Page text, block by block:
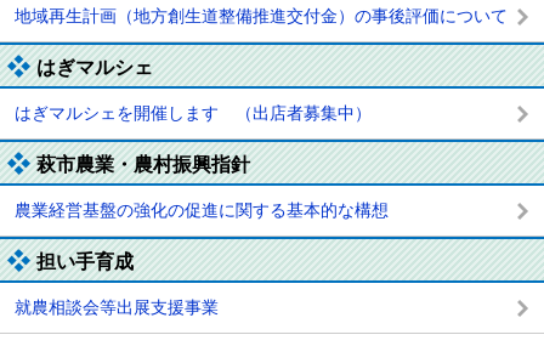
地域再生計画（地方創生道整備推進交付金）の事後評価について
はぎマルシェ
はぎマルシェを開催します （出店者募集中）
萩市農業・農村振興指針
農業経営基盤の強化の促進に関する基本的な構想
担い手育成
就農相談会等出展支援事業